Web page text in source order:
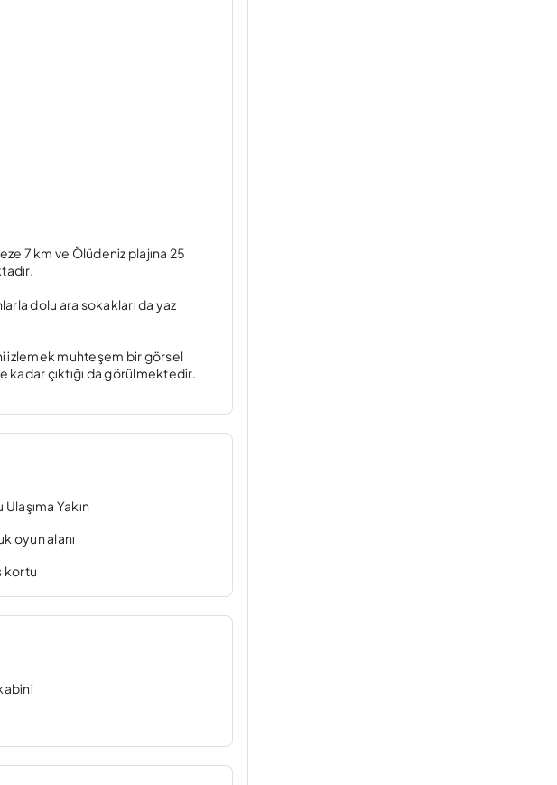
7 km ve Ölüdeniz plajına 25
dolu ara sokakları da yaz
izlemek muhteşem bir görsel
kadar çıktığı da görülmektedir.
Ulaşıma Yakın
oyun alanı
kortu